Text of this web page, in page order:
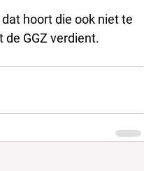
hoort die ook niet te
GGZ verdient.